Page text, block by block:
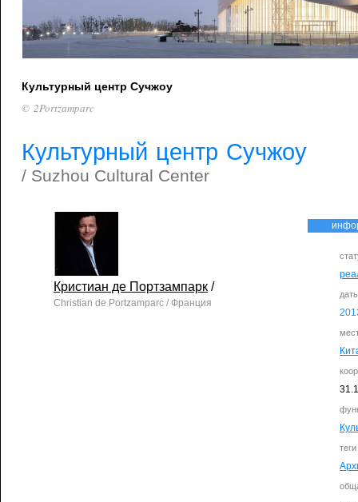
Культурный центр Сучжоу
© 2Portzamparc
Культурный центр Сучжоу
/ Suzhou Cultural Center
теги
Кристиан де Портзампарк /
Christian de Portzamparc / Франция